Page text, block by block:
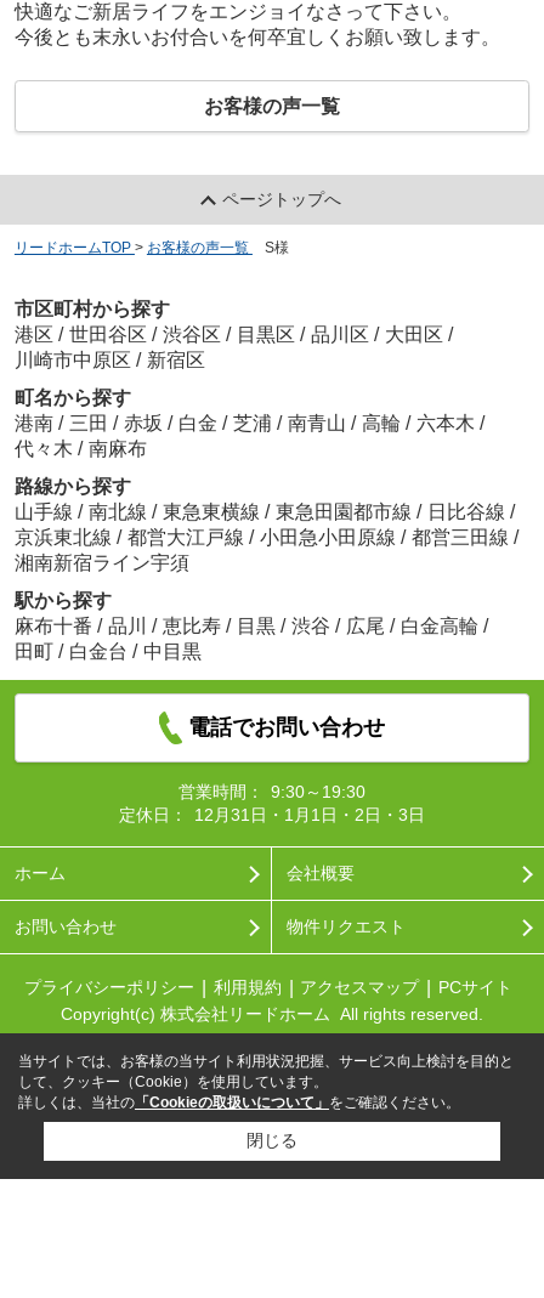
快適なご新居ライフをエンジョイなさって下さい。
今後とも末永いお付合いを何卒宜しくお願い致します。
お客様の声一覧
ページトップへ
リードホームTOP > お客様の声一覧 S様
市区町村から探す
港区 / 世田谷区 / 渋谷区 / 目黒区 / 品川区 / 大田区 /
川崎市中原区 / 新宿区
町名から探す
港南 / 三田 / 赤坂 / 白金 / 芝浦 / 南青山 / 高輪 / 六本木 /
代々木 / 南麻布
路線から探す
山手線 / 南北線 / 東急東横線 / 東急田園都市線 / 日比谷線 /
京浜東北線 / 都営大江戸線 / 小田急小田原線 / 都営三田線 /
湘南新宿ライン宇須
駅から探す
麻布十番 / 品川 / 恵比寿 / 目黒 / 渋谷 / 広尾 / 白金高輪 /
田町 / 白金台 / 中目黒
電話でお問い合わせ
営業時間：
9:30～19:30
定休日：
12月31日・1月1日・2日・3日
ホーム 会社概要
お問い合わせ 物件リクエスト
プライバシーポリシー 利用規約 アクセスマップ
PCサイト
Copyright(c) 株式会社リードホーム All rights reserved.
当サイトでは、お客様の当サイト利用状況把握、サービス向上検討を目的と
して、クッキー（Cookie）を使用しています。
詳しくは、当社の 「Cookieの取扱いについて」 をご確認ください。
閉じる